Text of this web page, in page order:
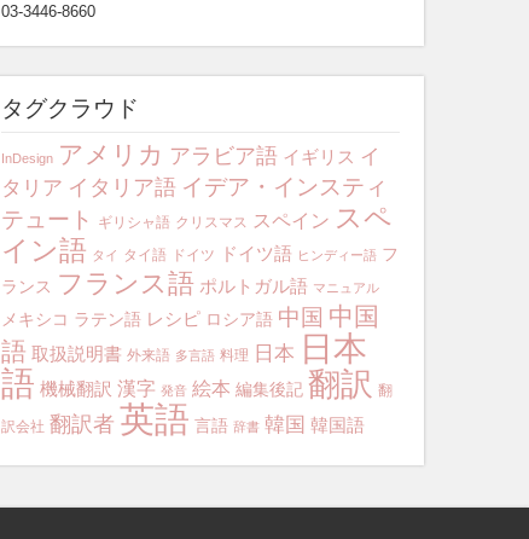
03-3446-8660
タグクラウド
InDesign アメリカ アラビア語 イギリス イ
タリア イタリア語 イデア・インスティ
テュート
ギリシャ語 クリスマス スペイン スペ
イン語 タイ タイ語 ドイツ ドイツ語 ヒンディー語 フ
ランス フランス語 ポルトガル語 マニュアル
メキシコ ラテン語 レシピ ロシア語 中国 中国
語 取扱説明書 外来語 多言語 料理 日本 日本
語 機械翻訳 漢字 発音 絵本 編集後記 翻訳 翻
訳会社 翻訳者 英語 言語 辞書 韓国 韓国語